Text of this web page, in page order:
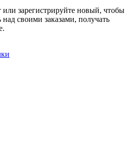
или зарегистрируйте новый, чтобы
своими заказами, получать